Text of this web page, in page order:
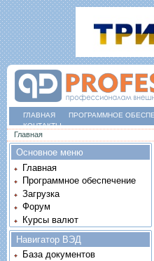
ГЛАВНАЯ ПРОГРАММНОЕ
КОНТАКТЫ
Вы здесь
Главная
Основное меню
Главная
Программное обеспечение
Загрузка
Форум
Курсы валют
Навигатор ВЭД
База документов